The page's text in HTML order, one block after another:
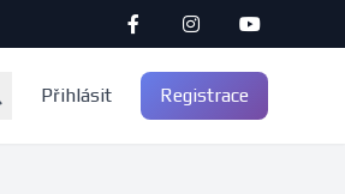
Přihlásit Registrace